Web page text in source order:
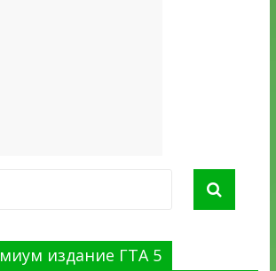
издание ГТА 5